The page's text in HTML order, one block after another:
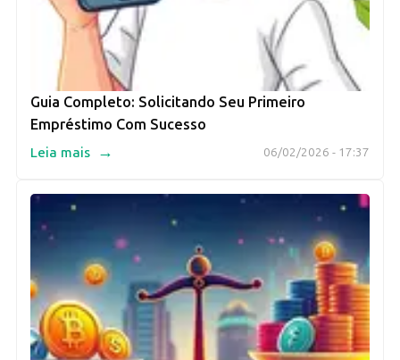
Guia Completo: Solicitando Seu Primeiro
Empréstimo Com Sucesso
06/02/2026 - 17:37
Leia mais →